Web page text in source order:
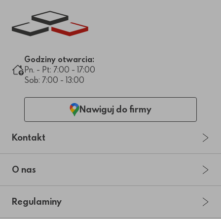
Link do strony głównej
Godziny otwarcia:
Pn. - Pt: 7:00 - 17:00
Sob: 7:00 - 13:00
Nawiguj do firmy
Kontakt
O nas
Regulaminy